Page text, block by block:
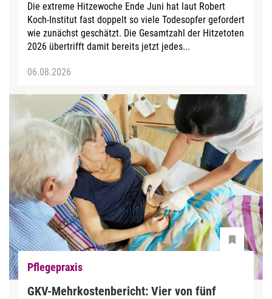
Die extreme Hitzewoche Ende Juni hat laut Robert
Koch-Institut fast doppelt so viele Todesopfer gefordert
wie zunächst geschätzt. Die Gesamtzahl der Hitzetoten
2026 übertrifft damit bereits jetzt jedes...
06.08.2026
Pflegepraxis
GKV-Mehrkostenbericht: Vier von fünf